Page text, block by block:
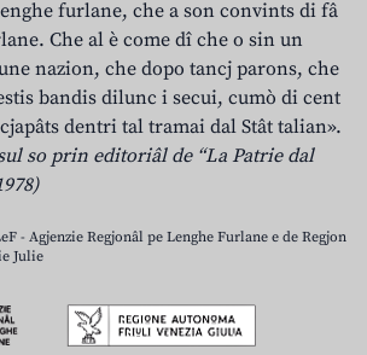
furlane, che a son convints di fâ
Che al è come dî che o sin un
nazion, che dopo tancj parons, che
bandis dilunc i secui, cumò di cent
dentri tal tramai dal Stât talian».
so prin editoriâl de “La Patrie dal
- Agjenzie Regjonâl pe Lenghe Furlane e de Regjon
Julie